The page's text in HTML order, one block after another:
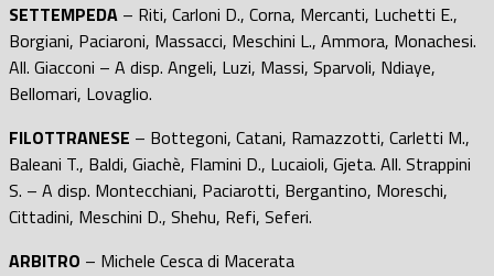
SETTEMPEDA – Riti, Carloni D., Corna, Mercanti, Luchetti E.,
Borgiani, Paciaroni, Massacci, Meschini L., Ammora, Monachesi.
All. Giacconi – A disp. Angeli, Luzi, Massi, Sparvoli, Ndiaye,
Bellomari, Lovaglio.
FILOTTRANESE – Bottegoni, Catani, Ramazzotti, Carletti M.,
Baleani T., Baldi, Giachè, Flamini D., Lucaioli, Gjeta. All. Strappini
S. – A disp. Montecchiani, Paciarotti, Bergantino, Moreschi,
Cittadini, Meschini D., Shehu, Refi, Seferi.
ARBITRO – Michele Cesca di Macerata